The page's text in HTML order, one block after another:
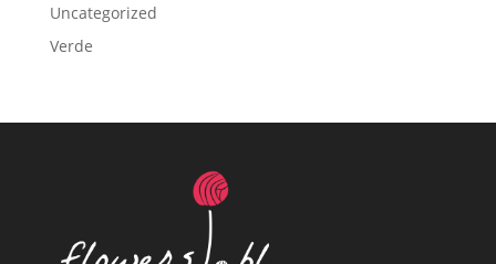
Uncategorized
Verde